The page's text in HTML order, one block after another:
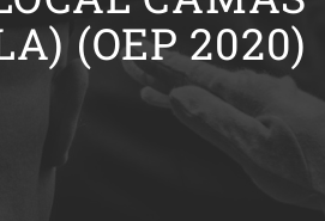
(OEP 2020)